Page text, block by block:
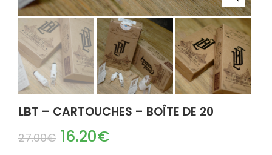
LBT – CARTOUCHES – BOÎTE DE 20
27.00€ 16.20€